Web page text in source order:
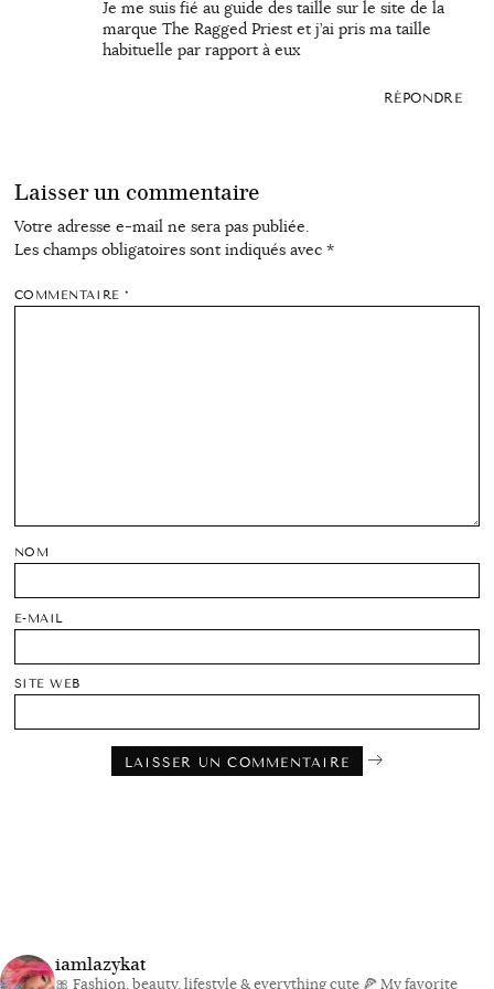
Je me suis fié au guide des taille sur le site de la
marque The Ragged Priest et j’ai pris ma taille
habituelle par rapport à eux
RÉPONDRE
Laisser un commentaire
Votre adresse e-mail ne sera pas publiée.
Les champs obligatoires sont indiqués avec *
COMMENTAIRE*
NOM
E-MAIL
SITE WEB
iamlazykat
🎀 Fashion, beauty, lifestyle & everything cute 🍕 My favorite